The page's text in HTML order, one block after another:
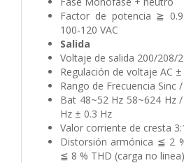
Factor de potencia ≧
100-120 VAC
Salida
Voltaje de salida 200/208/
Regulación de voltaje AC ±
Rango de Frecuencia Sinc /
Bat 48~52 Hz 58~624 Hz
Hz ± 0.3 Hz
Valor corriente de cresta
Distorsión armónica ≦ 2
≦ 8 % THD (carga no linea)